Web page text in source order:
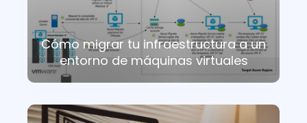
Cómo migrar tu infraestructura a un
entorno de máquinas virtuales